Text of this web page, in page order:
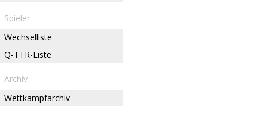
Spieler
Wechselliste
Q-TTR-Liste
Archiv
Wettkampfarchiv